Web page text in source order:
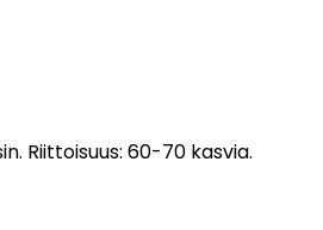
Riittoisuus: 60-70 kasvia.